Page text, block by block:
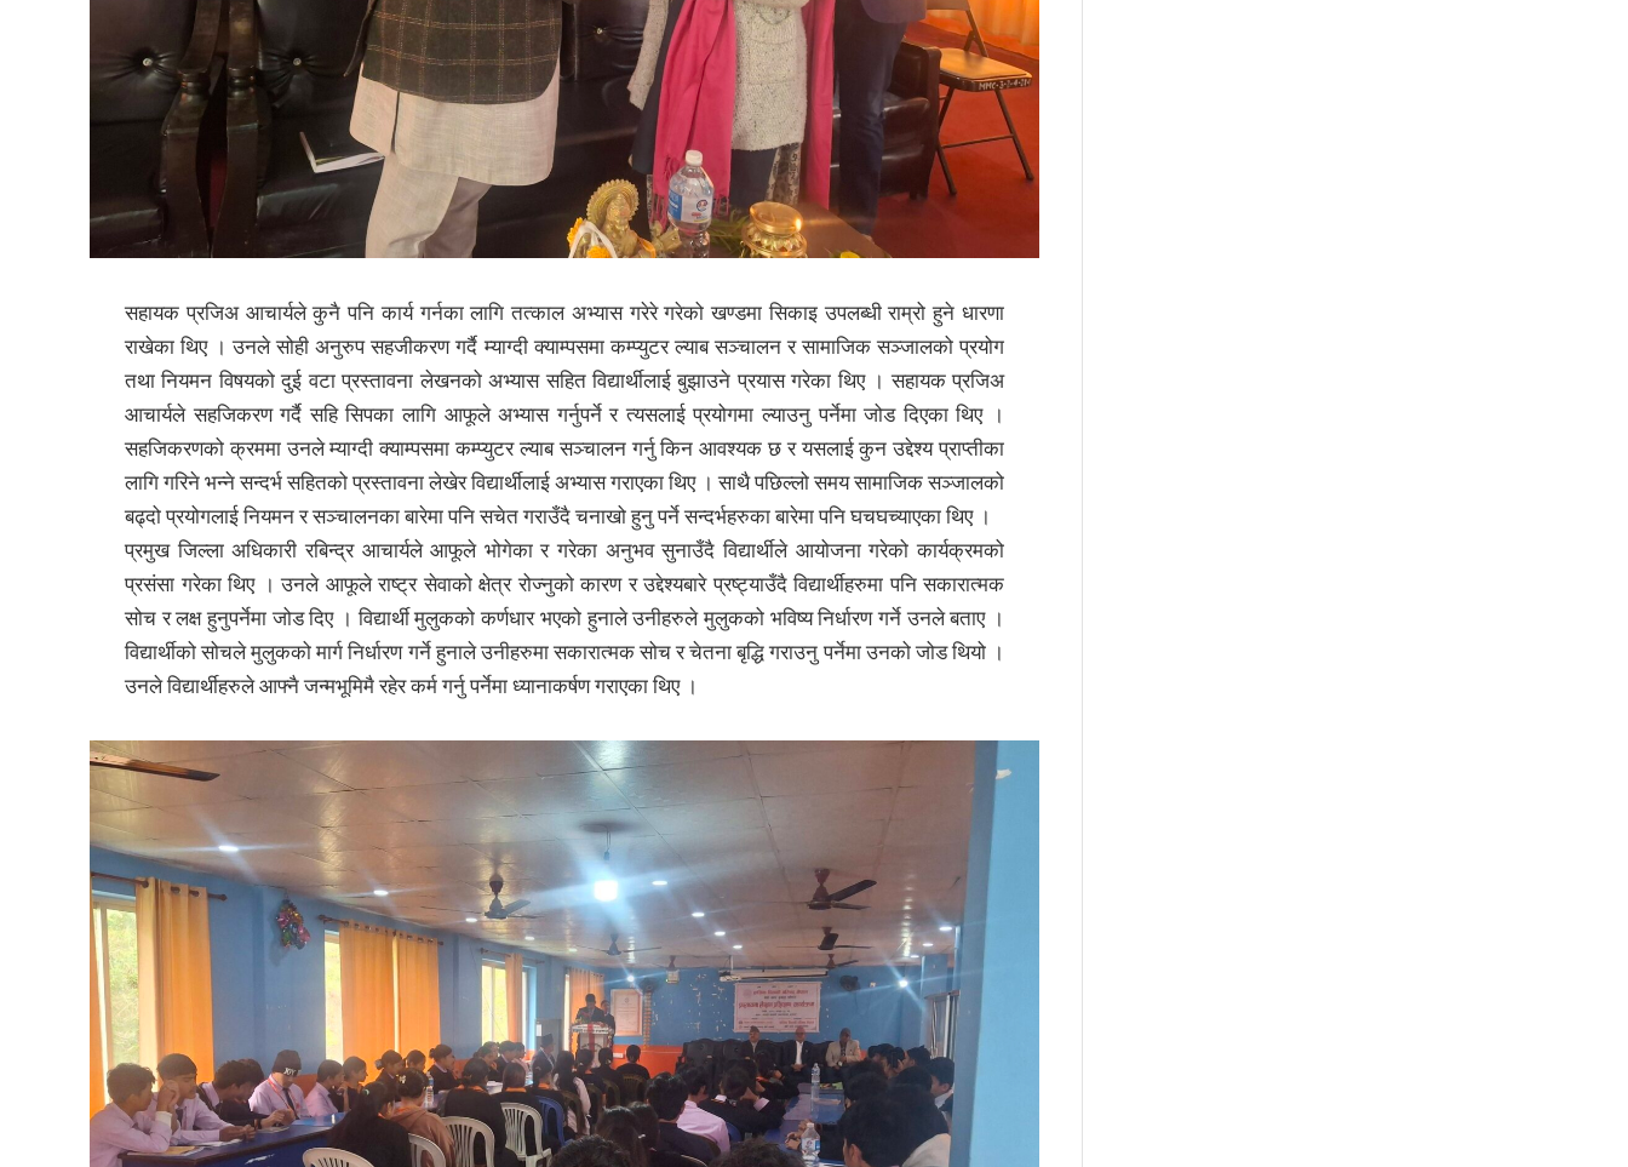
सहायक प्रजिअ आचार्यले कुनै पनि कार्य गर्नका लागि तत्काल अभ्यास गरेरे गरेको खण्डमा सिकाइ उपलब्धी राम्रो हुने धारणा
राखेका थिए । उनले सोही अनुरुप सहजीकरण गर्दै म्याग्दी क्याम्पसमा कम्प्युटर ल्याब सञ्चालन र सामाजिक सञ्जालको प्रयोग
तथा नियमन विषयको दुई वटा प्रस्तावना लेखनको अभ्यास सहित विद्यार्थीलाई बुझाउने प्रयास गरेका थिए । सहायक प्रजिअ
आचार्यले सहजिकरण गर्दै सहि सिपका लागि आफूले अभ्यास गर्नुपर्ने र त्यसलाई प्रयोगमा ल्याउनु पर्नेमा जोड दिएका थिए ।
सहजिकरणको क्रममा उनले म्याग्दी क्याम्पसमा कम्प्युटर ल्याब सञ्चालन गर्नु किन आवश्यक छ र यसलाई कुन उद्देश्य प्राप्तीका
लागि गरिने भन्ने सन्दर्भ सहितको प्रस्तावना लेखेर विद्यार्थीलाई अभ्यास गराएका थिए । साथै पछिल्लो समय सामाजिक सञ्जालको
बढ्दो प्रयोगलाई नियमन र सञ्चालनका बारेमा पनि सचेत गराउँदै चनाखो हुनु पर्ने सन्दर्भहरुका बारेमा पनि घचघच्याएका थिए ।
प्रमुख जिल्ला अधिकारी रबिन्द्र आचार्यले आफूले भोगेका र गरेका अनुभव सुनाउँदै विद्यार्थीले आयोजना गरेको कार्यक्रमको
प्रसंसा गरेका थिए । उनले आफूले राष्ट्र सेवाको क्षेत्र रोज्नुको कारण र उद्देश्यबारे प्रष्ट्याउँदै विद्यार्थीहरुमा पनि सकारात्मक
सोच र लक्ष हुनुपर्नेमा जोड दिए । विद्यार्थी मुलुकको कर्णधार भएको हुनाले उनीहरुले मुलुकको भविष्य निर्धारण गर्ने उनले बताए ।
विद्यार्थीको सोचले मुलुकको मार्ग निर्धारण गर्ने हुनाले उनीहरुमा सकारात्मक सोच र चेतना बृद्धि गराउनु पर्नेमा उनको जोड थियो ।
उनले विद्यार्थीहरुले आफ्नै जन्मभूमिमै रहेर कर्म गर्नु पर्नेमा ध्यानाकर्षण गराएका थिए ।